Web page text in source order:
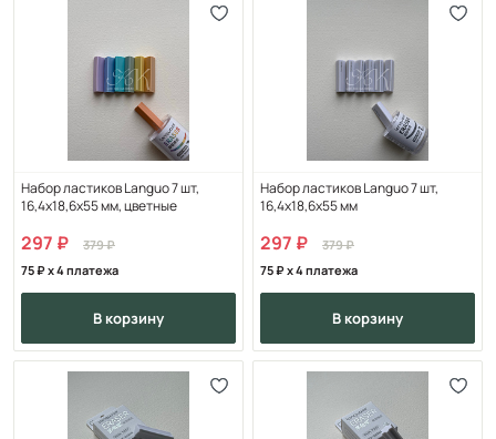
Набор ластиков Languo 7 шт,
16,4х18,6х55 мм, цветные
297
379
75
x 4 платежа
в корзину
Набор ластиков Languo 7 шт,
16,4х18,6х55 мм
297
379
75
x 4 платежа
в корзину